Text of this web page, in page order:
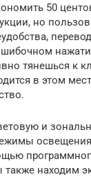
50
но
тянешься к
в этом
и
находим